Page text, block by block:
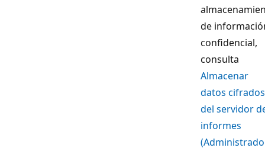
de
confidencial,
consulta
Almacenar
datos cifrados
del servidor
informes